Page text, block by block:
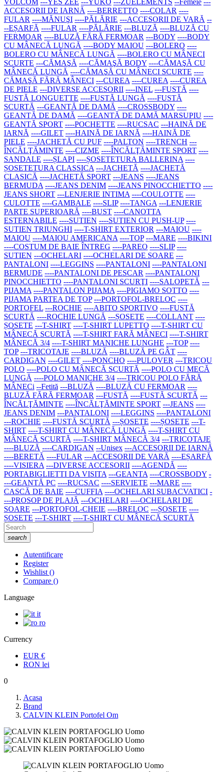
ACCESORII DE IARNĂ ----BERRETTO ----COLAR ----
FULAR ----MĂNUŞI ----PĂLĂRIE ---ACCESORII DE VARĂ --
--EȘARFĂ ----FULAR ----PĂLĂRIE ---BLUZĂ ----BLUZĂ CU
FERMOAR ----BLUZĂ FĂRĂ FERMOAR ---BODY ----BODY
CU MÂNECĂ LUNGĂ ----BODY MAIOU ---BOLERO ----
BOLERO CU MÂNECĂ LUNGĂ ----BOLERO CU MÂNECI
SCURTE ---CĂMAŞĂ ----CĂMAŞĂ BODY ----CĂMAŞĂ CU
MÂNECĂ LUNGĂ ----CĂMAŞĂ CU MÂNECI SCURTE ----
CĂMAŞĂ FĂRĂ MÂNECI ---CUREA ----CUREA ----CUREA
DE PIELE ---DIVERSE ACCESORII ----INEL ---FUSTĂ ----
FUSTĂ LONGUETTE ----FUSTĂ LUNGĂ ----FUSTĂ
SCURTĂ ---GEANTĂ DE DAMĂ ----CROSSBODY ----
GEANTĂ DE DAMĂ ----GEANTĂ DE DAMĂ MARSUPIU ----
GEANTĂ SPORT ----POCHETTE ----RUCSAC ---HAINĂ DE
IARNĂ ----GILET ----HAINĂ DE IARNĂ ----HAINĂ DE
PIELE ----JACHETĂ CU PUF ----PALTON ----TRENCH ---
ÎNCĂLŢĂMINTE ----CIZME ----ÎNCĂLŢĂMINTE SPORT ----
SANDALE ----ȘLAPI ----ȘOSETETURA BALLERINA ----
ȘOSETETURA CLASSICA ---JACHETĂ ----JACHETĂ
CLASICĂ ----JACHETĂ SPORT ---JEANS ----JEANS
BERMUDA ----JEANS DENIM ----JEANS PINOCCHIETTO ----
JEANS SHORT ---LENJERIE INTIMA ----COULOTTE ----
CULOTTE ----GAMBALE ----SLIP ----TANGA ---LENJERIE
PARTE SUPERIOARĂ ----BUST ----CANOTTA
ESTERNABILE ----SUTIEN ----SUTIEN CU PUSH-UP ----
SUTIEN TRIUNGHI ----T-SHIRT EXTERIOR ---MAIOU ----
MAIOU ----MAIOU AMERICANA ----TOP ---MARE ----BIKINI
----COSTUM DE BAIE ÎNTREG ----PAREO ----SLIP ----
SUTIEN ---OCHELARI ----OCHELARI DE SOARE ---
PANTALONI ----LEGGINS ----PANTALONI ----PANTALONI
BERMUDE ----PANTALONI DE PESCAR ----PANTALONI
PINOCCHIETTO ----PANTALONI SCURŢI ----SALOPETĂ ---
PIJAMA ----PANTALON PIJAMA ----PIGIAMO SOTTO ----
PIJAMA PARTEA DE TOP ---PORTOFOL-BRELOC ----
PORTOFEL ---ROCHIE ----ABITO SPORTIVO ----FUSTĂ
SCURTĂ ----ROCHIE LUNGĂ ---ȘOSETE ----COLLANT ----
ȘOSETE ---T-SHIRT ----T-SHIRT LUPETTO ----T-SHIRT CU
MÂNECĂ SCURTĂ ----T-SHIRT FARĂ MÂNECI ----T-SHIRT
MÂNECĂ 3/4 ----T-SHIRT MANICHE LUNGHE ---TOP ----
TOP ---TRICOTAJE ----BLUZĂ ----BLUZĂ PE GÂT ----
CARDIGAN ----GILET ----PONCHO ----PULOVER ---TRICOU
POLO ----POLO CU MÂNECĂ SCURTĂ ----POLO CU MECĂ
LUNGĂ ----POLO MANICHE 3/4 ----TRICOU POLO FĂRĂ
MÂNECi --Fetită ---BLUZĂ ----BLUZĂ CU FERMOAR ----
BLUZĂ FĂRĂ FERMOAR ---FUSTĂ ----FUSTĂ SCURTĂ ---
ÎNCĂLŢĂMINTE ----ÎNCĂLŢĂMINTE SPORT ---JEANS ----
JEANS DENIM ---PANTALONI ----LEGGINS ----PANTALONI
---ROCHIE ----FUSTĂ SCURTĂ ---ȘOSETE ----ȘOSETE ---T-
SHIRT ----T-SHIRT CU MÂNECĂ LUNGĂ ----T-SHIRT CU
MÂNECĂ SCURTĂ ----T-SHIRT MÂNECĂ 3/4 ---TRICOTAJE
----BLUZĂ ----CARDIGAN --Unisex ---ACCESORII DE IARNĂ
----BERETĂ ----FULAR ---ACCESORII DE VARĂ ----EȘARFĂ
----VISIERA ---DIVERSE ACCESORII ----AGENDĂ ----
PORTABIGLIETTI DA VISITA ---GEANTA ----CROSSBODY -
---GEANTĂ PC ----RUCSAC ----SERVIETE ---MARE ----
CASCĂ DE BAIE ----CUFFIA ----OCHELARI SUBACVATICI -
---PROSOP DE PLAJĂ ---OCHELARI ----OCHELARI DE
SOARE ---PORTOFOL-CHEIE ----BRELOC ---ȘOSETE ----
ȘOSETE ---T-SHIRT ----T-SHIRT CU MÂNECĂ SCURTĂ
search
Autentificare
Register
Wishlist ()
Compare ()
Language
it
ro
Currency
EUR €
RON lei
0
Acasa
Brand
CALVIN KLEIN Portofel Om